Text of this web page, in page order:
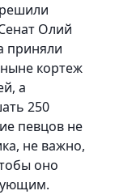
Олий
приняли
кортеж
а
250
певцов не
не важно,
оно